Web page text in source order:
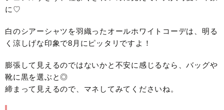
に♡
白のシアーシャツを羽織ったオールホワイトコーデは、明る
く涼しげな印象で8月にピッタリですよ！
膨張して見えるのではないかと不安に感じるなら、バッグや
靴に黒を選ぶと◎
締まって見えるので、マネしてみてくださいね。